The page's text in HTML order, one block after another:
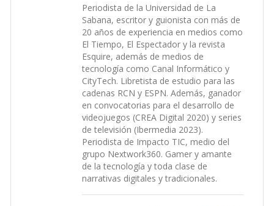
Periodista de la Universidad de La
Sabana, escritor y guionista con más de
20 años de experiencia en medios como
El Tiempo, El Espectador y la revista
Esquire, además de medios de
tecnología como Canal Informático y
CityTech. Libretista de estudio para las
cadenas RCN y ESPN. Además, ganador
en convocatorias para el desarrollo de
videojuegos (CREA Digital 2020) y series
de televisión (Ibermedia 2023).
Periodista de Impacto TIC, medio del
grupo Nextwork360. Gamer y amante
de la tecnología y toda clase de
narrativas digitales y tradicionales.